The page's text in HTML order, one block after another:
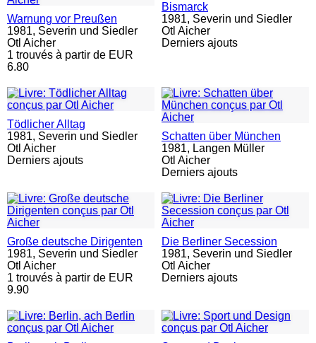
Warnung vor Preußen
1981, Severin und Siedler
Otl Aicher
1 trouvés à partir de EUR
6.80
Bismarck
1981, Severin und Siedler
Otl Aicher
Derniers ajouts
Tödlicher Alltag
1981, Severin und Siedler
Otl Aicher
Derniers ajouts
Schatten über München
1981, Langen Müller
Otl Aicher
Derniers ajouts
Große deutsche Dirigenten
1981, Severin und Siedler
Otl Aicher
1 trouvés à partir de EUR
9.90
Die Berliner Secession
1981, Severin und Siedler
Otl Aicher
Derniers ajouts